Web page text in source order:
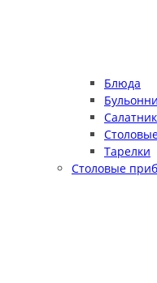
Блюда
Тарелки
Столовые